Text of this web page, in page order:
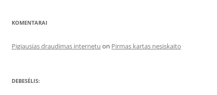
KOMENTARAI
Pigiausias draudimas internetu on Pirmas kartas nesiskaito
DEBESĖLIS: